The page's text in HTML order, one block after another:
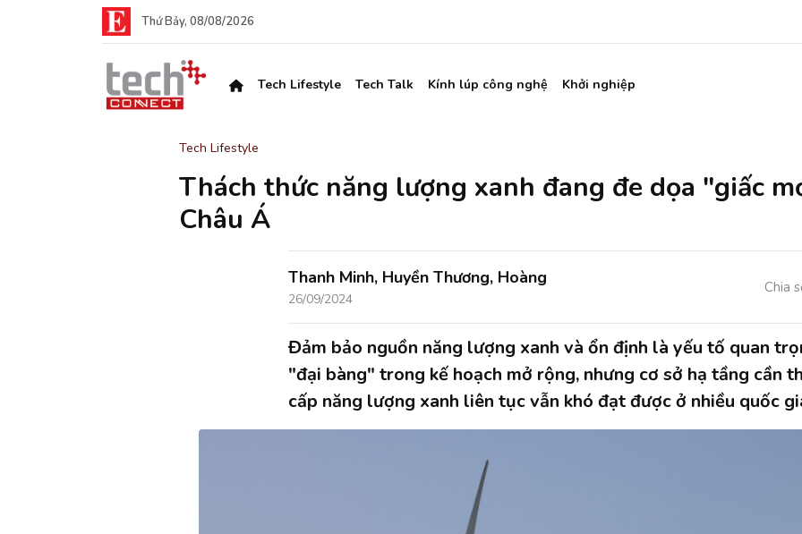
Thứ Bảy, 08/08/2026
Tech Lifestyle Tech Talk Kính lúp công nghệ Khởi nghiệp
Tech Lifestyle
Thách thức năng lượng xanh đang đe dọa "giấc
Châu Á
Thanh Minh, Huyền Thương, Hoàng
26/09/2024
Chia
Đảm bảo nguồn năng lượng xanh và ổn định là yếu tố quan
"đại bàng" trong kế hoạch mở rộng, nhưng cơ sở hạ tầng cần
cấp năng lượng xanh liên tục vẫn khó đạt được ở nhiều quốc